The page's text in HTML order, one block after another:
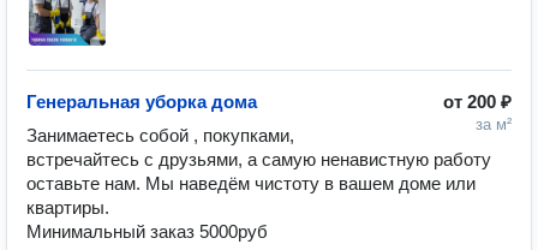
от 200 ₽
за м²
Генеральная уборка дома
Занимаетесь собой , покупками,
встречайтесь с друзьями, а самую ненавистную работу
оставьте нам. Мы наведём чистоту в вашем доме или
квартиры.